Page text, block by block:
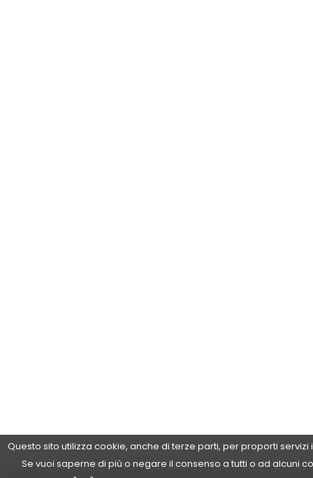
Questo sito utilizza cookie, anche di terze parti, per proporti
Se vuoi saperne di più o negare il consenso a tutti o ad alcuni